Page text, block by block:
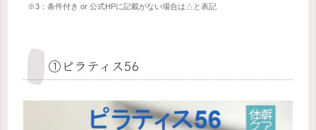
※3：条件付き or 公式HPに記載がない場合は△と表記
①ピラティス56